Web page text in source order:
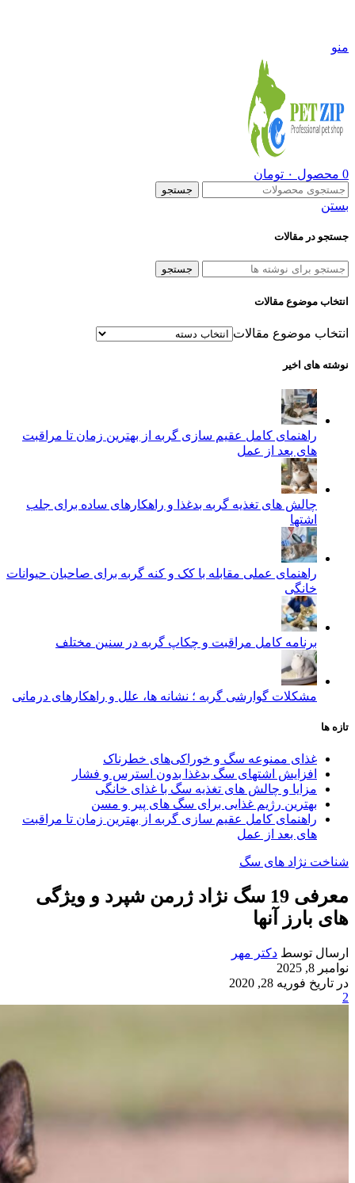
منو
0 محصول ۰ تومان
جستجو
بستن
جستجو در مقالات
جستجو
انتخاب موضوع مقالات
انتخاب موضوع مقالات
نوشته های اخیر
راهنمای کامل عقیم سازی گربه از بهترین زمان تا مراقبت‌
های بعد از عمل
چالش‌ های تغذیه گربه بدغذا و راهکارهای ساده برای جلب
اشتها
راهنمای عملی مقابله با کک و کنه گربه برای صاحبان حیوانات
خانگی
برنامه کامل مراقبت و چکاپ گربه در سنین مختلف
مشکلات گوارشی گربه ؛ نشانه‌ ها، علل و راهکارهای درمانی
تازه ها
غذای ممنوعه سگ و خوراکی‌های خطرناک
افزایش اشتهای سگ بدغذا بدون استرس و فشار
مزایا و چالش‌ های تغذیه سگ با غذای خانگی
بهترین رژیم غذایی برای سگ‌ های پیر و مسن
راهنمای کامل عقیم سازی گربه از بهترین زمان تا مراقبت‌
های بعد از عمل
شناخت نژاد های سگ
معرفی 19 سگ نژاد ژرمن شپرد و ویژگی
های بارز آنها
ارسال توسط دکتر مهر
نوامبر 8, 2025
در تاریخ فوریه 28, 2020
2